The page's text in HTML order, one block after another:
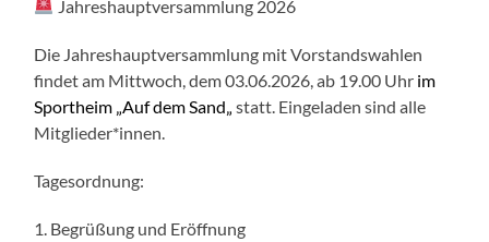
Jahreshauptversammlung 2026
Die Jahreshauptversammlung mit Vorstandswahlen
findet am Mittwoch, dem 03.06.2026, ab 19.00 Uhr im
Sportheim „Auf dem Sand„ statt. Eingeladen sind alle
Mitglieder*innen.
Tagesordnung:
1. Begrüßung und Eröffnung